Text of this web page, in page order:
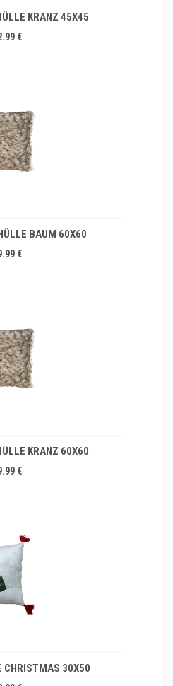
KRANZ 45X45
€
BAUM 60X60
€
KRANZ 60X60
€
CHRISTMAS 30X50